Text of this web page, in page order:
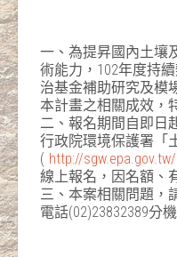
一、為提昇國內土壤
術能力，102年度持
治基金補助研究及模
本計畫之相關成效，
二、報名期間自即日
行政院環境保護署「
( http://
線上報名，因名額、
三、本案相關問題，
電話(02)23832389分